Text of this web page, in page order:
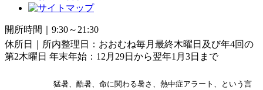
開所時間｜9:30～21:30
休所日｜所内整理日：おおむね毎月最終木曜日及び年4回の
第2木曜日 年末年始：12月29日から翌年1月3日まで
猛暑、酷暑、命に関わる暑さ、熱中症アラート、という言